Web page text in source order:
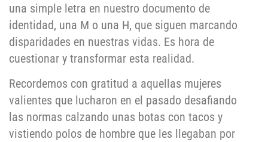
una simple letra en nuestro documento de
identidad, una M o una H, que siguen marcando
disparidades en nuestras vidas. Es hora de
cuestionar y transformar esta realidad.
Recordemos con gratitud a aquellas mujeres
valientes que lucharon en el pasado desafiando
las normas calzando unas botas con tacos y
vistiendo polos de hombre que les llegaban por